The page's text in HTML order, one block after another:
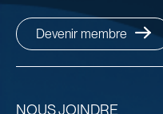
NOUS JOINDRE
Devenir membre